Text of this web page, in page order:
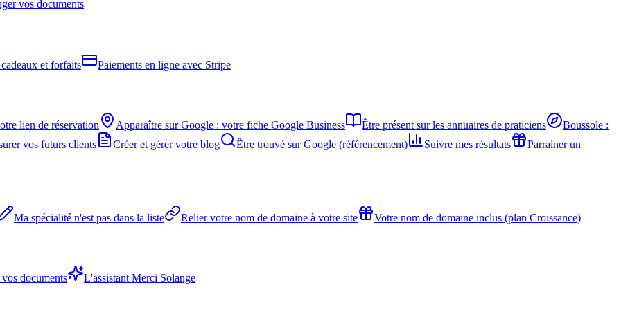
vos documents
et forfaits Paiements en ligne avec Stripe
lien de réservation Apparaître sur Google : votre fiche Google Business Être présent sur les annuaires de praticiens
Boussole :
vos futurs clients
Créer et gérer votre blog Être trouvé sur Google (référencement) Suivre mes résultats Parrainer un
Ma spécialité n'est pas dans la liste Relier votre nom de domaine à votre site Votre nom de domaine inclus (plan Croissance)
documents L'assistant Merci Solange